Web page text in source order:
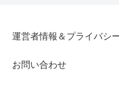
運営者情報＆プライバシ
お問い合わせ